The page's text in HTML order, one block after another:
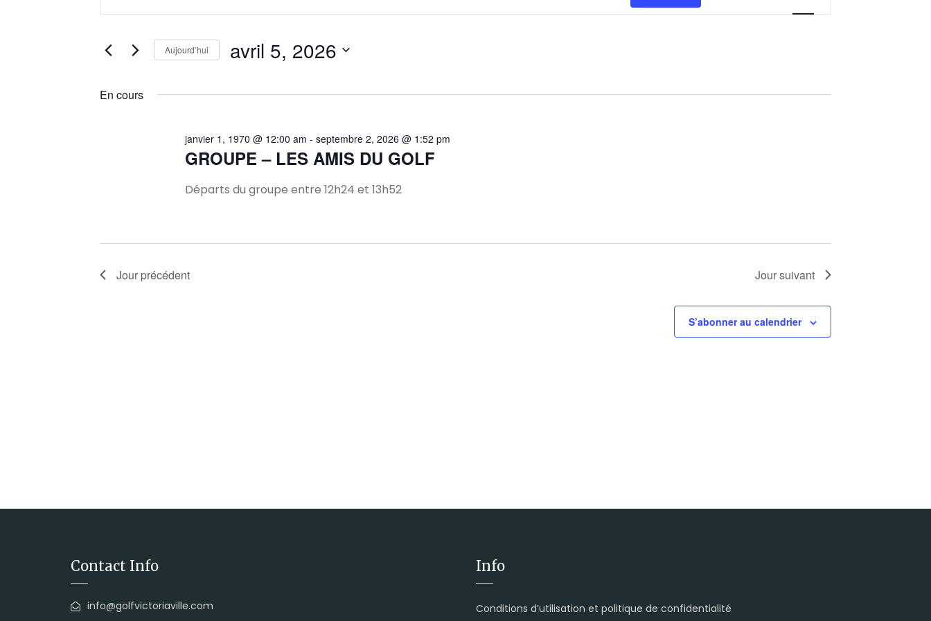
navigation
de
Évènements
Rechercher
Évènements
mot-
de
Évènement
Aujourd’hui avril 5, 2026
En cours
GROUPE – LES AMIS DU GOLF
janvier 1, 1970 @ 12:00 am - septembre 2, 2026 @ 1:52 pm
Départs du groupe entre 12h24 et 13h52
Jour précédent Jour suivant
S’abonner au calendrier
Contact Info
info@golfvictoriaville.com
Info
Conditions d’utilisation et politique de confidentialité